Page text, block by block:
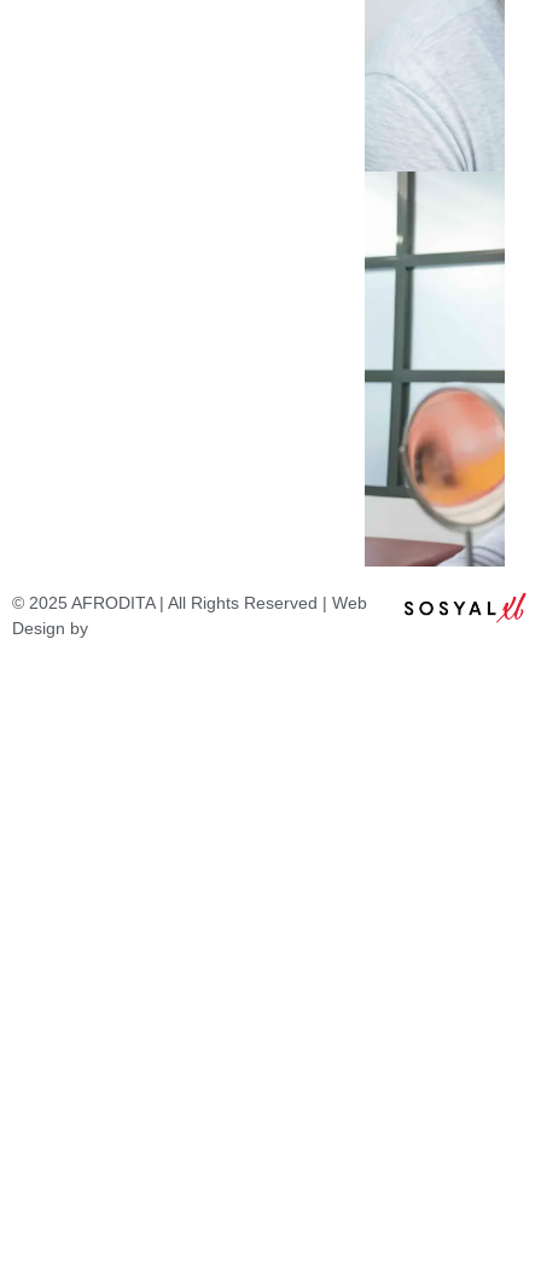
© 2025 AFRODITA | All Rights Reserved | Web
Design by